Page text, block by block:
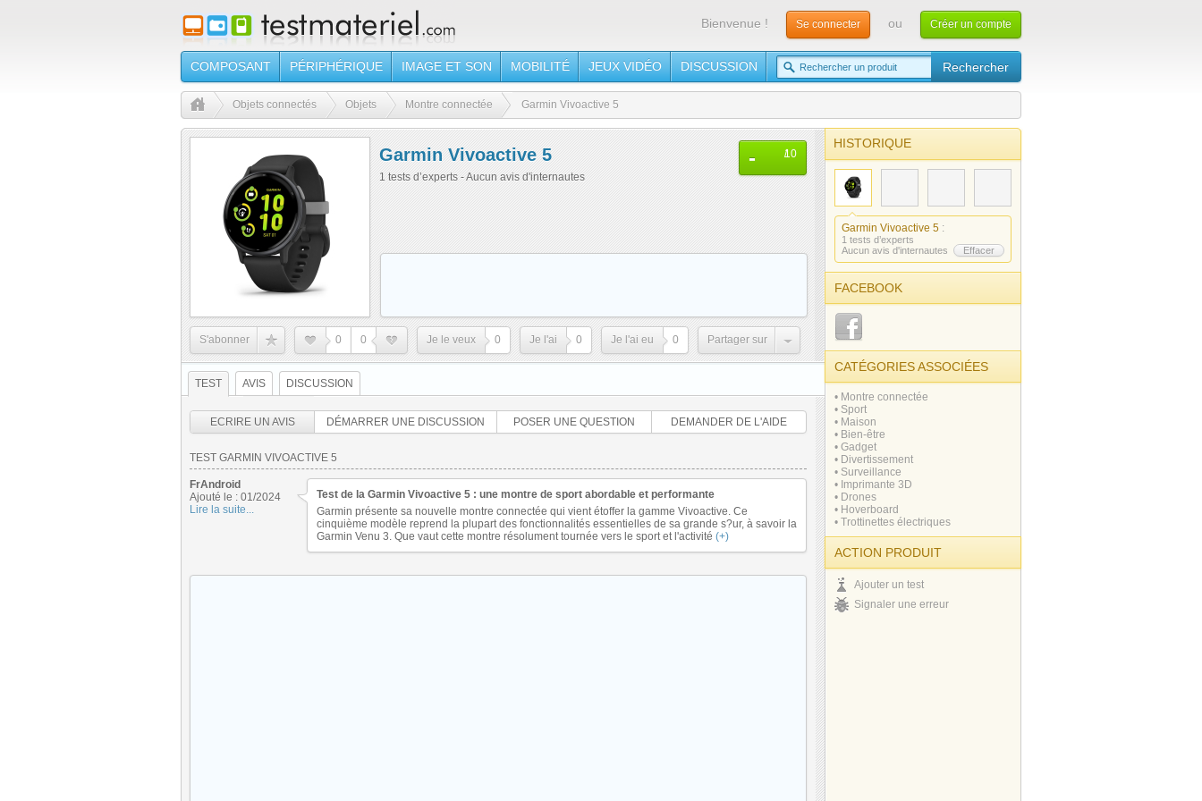
Bienvenue ! Se connecter ou Créer un compte
COMPOSANT PÉRIPHÉRIQUE IMAGE ET SON MOBILITÉ JEUX VIDÉO DISCUSSION
Objets connectés Objets Montre connectée Garmin Vivoactive 5
Garmin Vivoactive 5
1 tests d’experts - Aucun avis d'internautes
- /10
S'abonner 0 0 Je le veux 0 Je l'ai 0 Je l'ai eu 0 Partager sur
TEST AVIS DISCUSSION
ECRIRE UN AVIS DÉMARRER UNE DISCUSSION POSER UNE QUESTION DEMANDER DE L'AIDE
TEST GARMIN VIVOACTIVE 5
FrAndroid
Ajouté le : 01/2024
Lire la suite...
Test de la Garmin Vivoactive 5 : une montre de sport abordable et performante
Garmin présente sa nouvelle montre connectée qui vient étoffer la gamme Vivoactive. Ce
cinquième modèle reprend la plupart des fonctionnalités essentielles de sa grande s?ur, à savoir la
Garmin Venu 3. Que vaut cette montre résolument tournée vers le sport et l'activité (+)
HISTORIQUE
Garmin Vivoactive 5 :
1 tests d’experts
Aucun avis d'internautes
Effacer
FACEBOOK
CATÉGORIES ASSOCIÉES
• Montre connectée
• Sport
• Maison
• Bien-être
• Gadget
• Divertissement
• Surveillance
• Imprimante 3D
• Drones
• Hoverboard
• Trottinettes électriques
ACTION PRODUIT
Ajouter un test
Signaler une erreur